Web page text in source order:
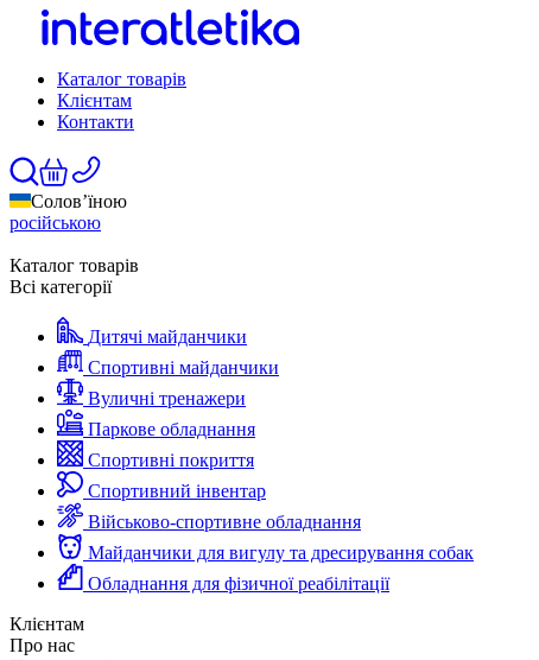
Каталог товарів
Клієнтам
Контакти
Солов’їною
російською
Каталог товарів
Всі категорії
Дитячі майданчики
Спортивні майданчики
Вуличні тренажери
Паркове обладнання
Спортивні покриття
Спортивний інвентар
Військово-спортивне обладнання
Майданчики для вигулу та дресирування собак
Обладнання для фізичної реабілітації
Клієнтам
Про нас